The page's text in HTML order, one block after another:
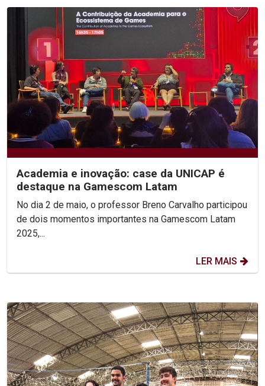
Academia e inovação: case da UNICAP é
destaque na Gamescom Latam
No dia 2 de maio, o professor Breno Carvalho participou
de dois momentos importantes na Gamescom Latam
2025,...
LER MAIS